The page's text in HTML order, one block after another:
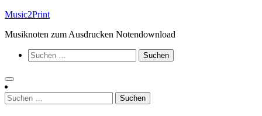
Zum
springen
Music2Print
Musiknoten zum Ausdrucken Notendownload
Suchen
nach:
Suchen
nach: